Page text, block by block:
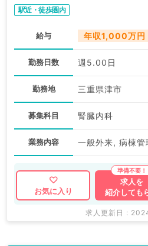
駅近・徒歩圏内
給与 年収1,000万円
勤務日数 週5.00日
勤務地 三重県津市
募集科目 腎臓内科
業務内容 一般外来, 病棟管
お気に入り
求人を
紹介しても
求人更新日 :